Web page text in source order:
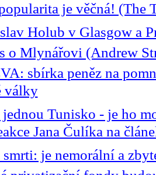
je věčná! (The
Holub v Glasgow a
o Mlynářovi (Andrew
sbírka peněz na
války
jednou Tunisko - je ho
Jana Čulíka na
smrti: je nemorální a